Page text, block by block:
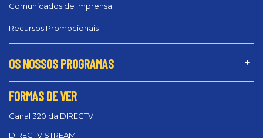
Comunicados de Imprensa
Recursos Promocionais
OS NOSSOS PROGRAMAS
FORMAS DE VER
Canal 320 da DIRECTV
DIRECTV STREAM